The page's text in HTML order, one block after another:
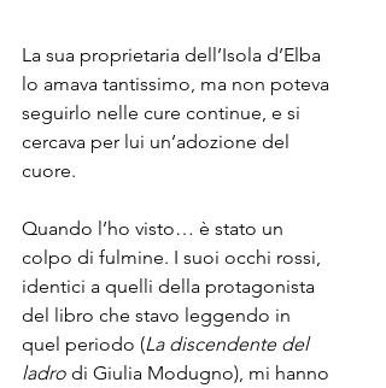
La sua proprietaria dell’Isola d’Elba
lo amava tantissimo, ma non poteva
seguirlo nelle cure continue, e si
cercava per lui un’adozione del
cuore.
Quando l’ho visto… è stato un
colpo di fulmine. I suoi occhi rossi,
identici a quelli della protagonista
del libro che stavo leggendo in
quel periodo (La discendente del
ladro di Giulia Modugno), mi hanno